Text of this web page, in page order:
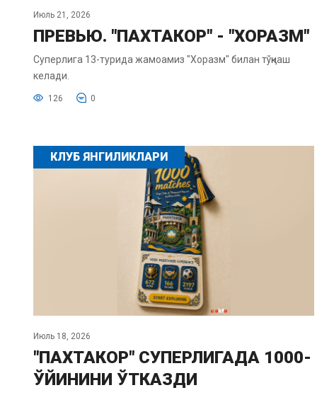
Июль 21, 2026
ПРЕВЬЮ. "ПАХТАКОР" - "ХОРАЗМ"
Суперлига 13-турида жамоамиз "Хоразм" билан тўқнаш
келади.
126 0
КЛУБ ЯНГИЛИКЛАРИ
Июль 18, 2026
"ПАХТАКОР" СУПЕРЛИГАДА 1000-
ЎЙИНИНИ ЎТКАЗДИ